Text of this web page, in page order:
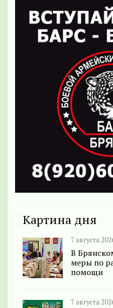
Картина дня
7 августа
В
меры по
помощи
7 августа